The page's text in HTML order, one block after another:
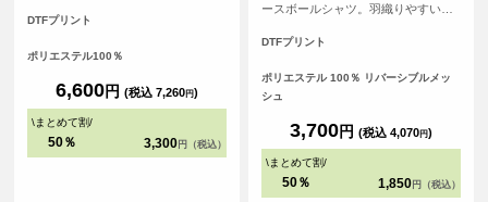
用でもストレスを感じにくく、快適
ポリエステル100％を使用し、吸汗速
でもさらりとした着用感を実現。 ※
お客様の閲覧環境により、商品の色
が実際と異なって見える場合がござ
DTFプリント
ポリエステル100％
6,600円 (税込 7,260円)
\まとめて割/
50％ 3,300 円（税込）
ースボールシャツ。羽織りやすい前
ルもしやすく様々なシーンで活躍で
な印象と、ドライシリーズ特有のキ
レイな発色も特長です。充実のサイ
ベントアイテムにも最適な1枚です。
世界に1つだけの自分たちのオリジナ
ルのユニフォームを簡単に作成でき
ます！
DTFプリント
ポリエステル 100％ リバーシブルメッ
シュ
3,700円 (税込 4,070円)
\まとめて割/
50％ 1,850 円（税込）